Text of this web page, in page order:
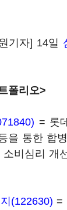
기자] 14일
폴리오>
= 롯
을 통한 합
비심리 개
(122630) =